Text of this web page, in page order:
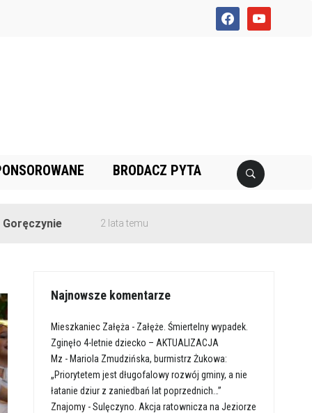
facebookyoutube
BRODACZ PYTA
2 lata temu
Najnowsze komentarze
Mieszkaniec Załęża - Załęże. Śmiertelny wypadek.
Zginęło 4-letnie dziecko – AKTUALIZACJA
Mz - Mariola Zmudzińska, burmistrz Żukowa:
„Priorytetem jest długofalowy rozwój gminy, a nie
łatanie dziur z zaniedbań lat poprzednich…”
Znajomy -Sulęczyno. Akcja ratownicza na Jeziorze